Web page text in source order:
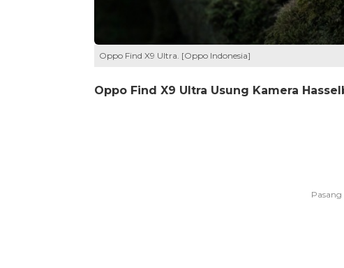
Oppo Find X9 Ultra. [Oppo Indonesia]
Oppo Find X9 Ultra Usung Kamera